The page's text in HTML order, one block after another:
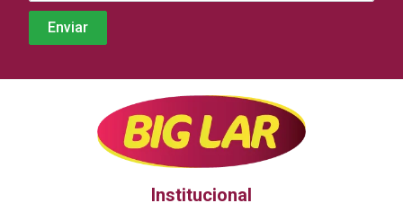
Institucional